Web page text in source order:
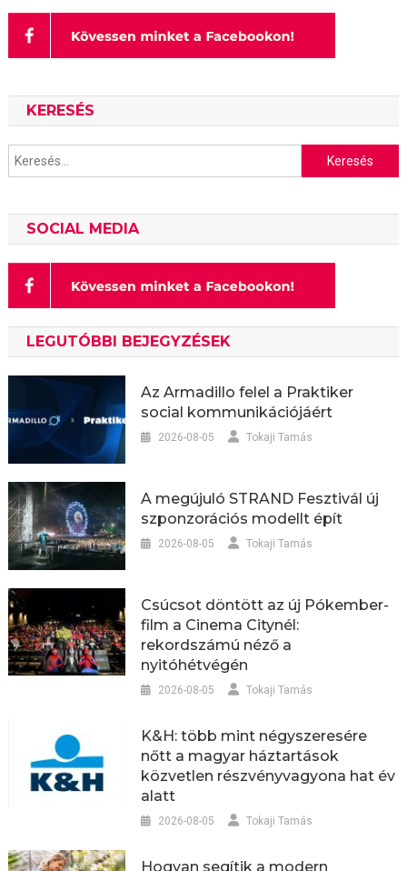
KERESÉS
Keresés:
SOCIAL MEDIA
LEGUTÓBBI BEJEGYZÉSEK
Az Armadillo felel a Praktiker
social kommunikációjáért
2026-08-05 Tokaji Tamás
A megújuló STRAND Fesztivál új
szponzorációs modellt épít
2026-08-05 Tokaji Tamás
Csúcsot döntött az új Pókember-
film a Cinema Citynél:
rekordszámú néző a
nyitóhétvégén
2026-08-05 Tokaji Tamás
K&H: több mint négyszeresére
nőtt a magyar háztartások
közvetlen részvényvagyona hat év
alatt
2026-08-05 Tokaji Tamás
Hogyan segítik a modern